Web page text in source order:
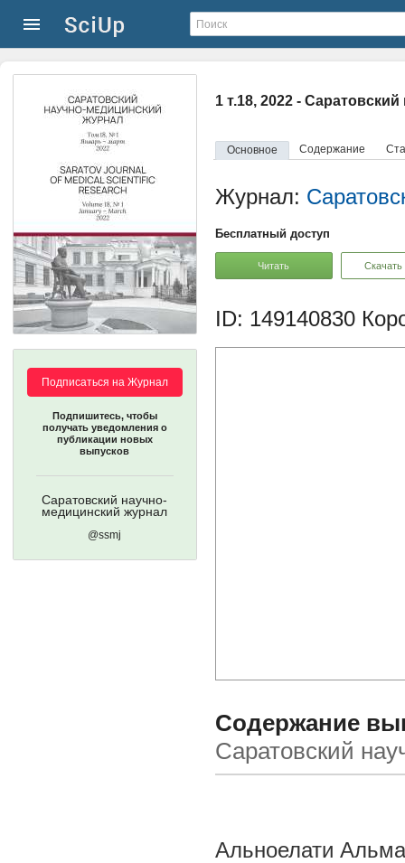
1 т.18, 2022 -
Основное Содержание
Подписаться на Журнал
Подпишитесь, чтобы
получать уведомления о
публикации новых
выпусков
Саратовский научно-
медицинский журнал
@ssmj
Журнал:
Бесплатный доступ
Читать Скачать
ID: 149140830
Содержание
Саратовский
Альноелати